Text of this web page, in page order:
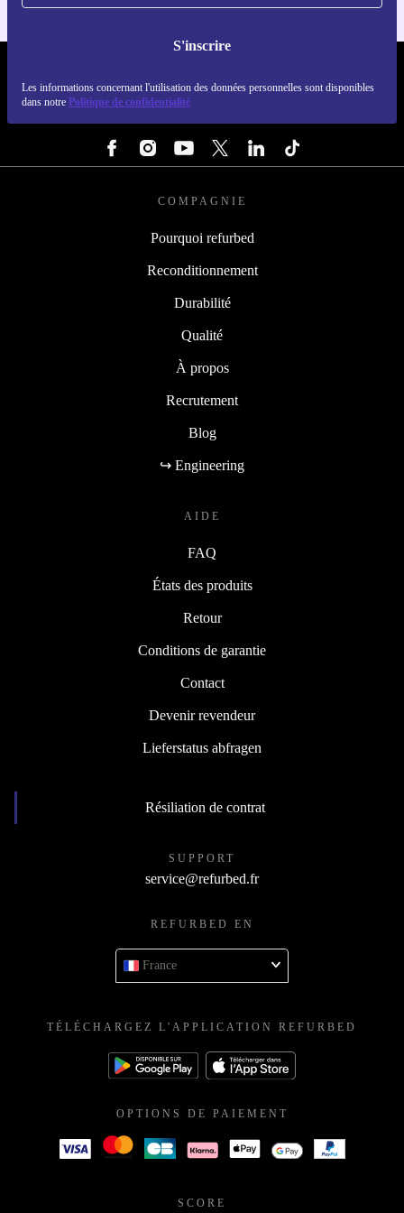
S'inscrire
Les informations concernant l'utilisation des données personnelles sont disponibles
dans notre Politique de confidentialité
COMPAGNIE
Pourquoi refurbed
Reconditionnement
Durabilité
Qualité
À propos
Recrutement
Blog
↪ Engineering
AIDE
FAQ
États des produits
Retour
Conditions de garantie
Contact
Devenir revendeur
Lieferstatus abfragen
Résiliation de contrat
SUPPORT
service@refurbed.fr
REFURBED EN
France
TÉLÉCHARGEZ L'APPLICATION REFURBED
OPTIONS DE PAIEMENT
SCORE